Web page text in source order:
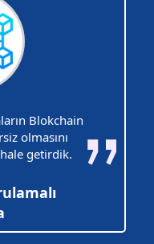
Blokchain
olmasını
getirdik.